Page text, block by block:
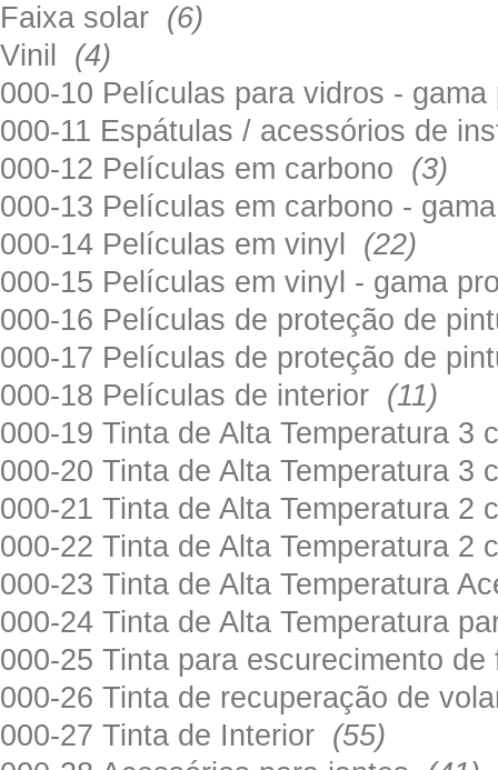
Faixa solar (6)
Vinil (4)
000-10 Películas para vidros -
000-11 Espátulas / acessórios de
000-12 Películas em carbono (3)
000-13 Películas em carbono -
000-14 Películas em vinyl (22)
000-15 Películas em vinyl - gama
000-16 Películas de proteção de
000-17 Películas de proteção de
000-18 Películas de interior (11)
000-19 Tinta de Alta Temperatura
000-20 Tinta de Alta Temperatura
000-21 Tinta de Alta Temperatura
000-22 Tinta de Alta Temperatura
000-23 Tinta de Alta Temperatura
000-24 Tinta de Alta Temperatura
000-25 Tinta para escurecimento
000-26 Tinta de recuperação de
000-27 Tinta de Interior (55)